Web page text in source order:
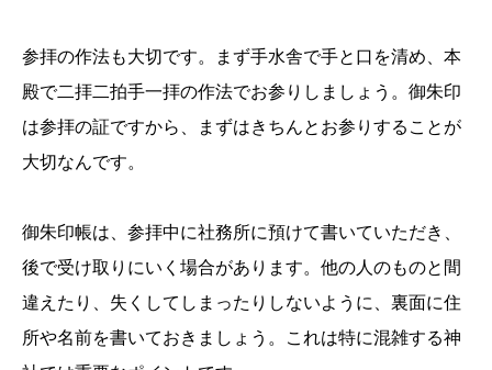
参拝の作法も大切です。まず手水舎で手と口を清め、本
殿で二拝二拍手一拝の作法でお参りしましょう。御朱印
は参拝の証ですから、まずはきちんとお参りすることが
大切なんです。
御朱印帳は、参拝中に社務所に預けて書いていただき、
後で受け取りにいく場合があります。他の人のものと間
違えたり、失くしてしまったりしないように、裏面に住
所や名前を書いておきましょう。これは特に混雑する神